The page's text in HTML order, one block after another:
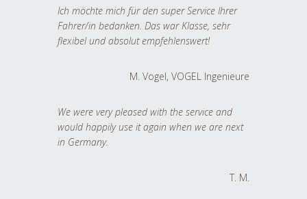
Ich möchte mich für den super Service Ihrer
Fahrer/in bedanken. Das war Klasse, sehr
flexibel und absolut empfehlenswert!
M. Vogel, VOGEL Ingenieure
We were very pleased with the service and
would happily use it again when we are next
in Germany.
T. M.